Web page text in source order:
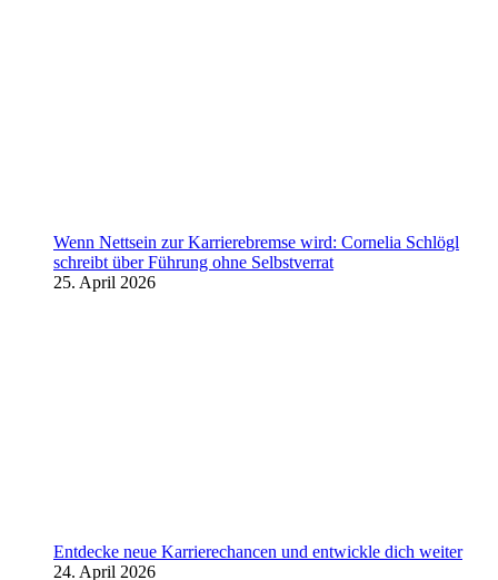
Wenn Nettsein zur Karrierebremse wird: Cornelia Schlögl
schreibt über Führung ohne Selbstverrat
25. April 2026
Entdecke neue Karrierechancen und entwickle dich weiter
24. April 2026